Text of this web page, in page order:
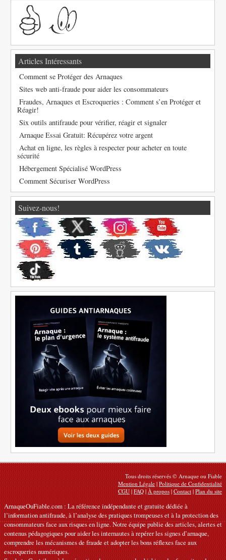
Articles Intéressants
Comment se Protéger des Arnaques
Sites web anti-fraude pour aider les consommateurs
Fraudes, Arnaques et Escroqueries : Comment s’en Protéger et
Réagir!
Six outils antifraude pour vérifier, réagir et signaler
Arnaque Essai Gratuit: Récupérez votre argent
Achat en ligne, les règles à respecter pour acheter en toute
sécurité
Hébergement Spécialisé WordPress
Comment Sécuriser WordPress
Suivez-nous!
Tous droits réservés © Arnaque ou Fiable
Mention Légale|Politique de Confidentialité
CGU|FAQ|À propos|Contact|Plan du site
ArnaqueOuFiable.com : La référence indépendante et gratuite dédiée à
l’information antifraude, à l’analyse des pratiques trompeuses et à la protection des
consommateurs face aux risques en ligne. Notre équipe publie des articles, alertes et
contenus pédagogiques pour aider les internautes à repérer les signes d’arnaque,
comprendre les mécanismes de fraude et adopter les bons réflexes face aux
escroqueries numériques.